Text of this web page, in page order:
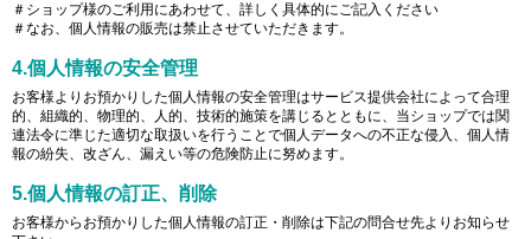
＃ショップ様のご利用にあわせて、詳しく具体的にご記入ください
＃なお、個人情報の販売は禁止させていただきます。
4.個人情報の安全管理
お客様よりお預かりした個人情報の安全管理はサービス提供会社によって合理
的、組織的、物理的、人的、技術的施策を講じるとともに、当ショップでは関
連法令に準じた適切な取扱いを行うことで個人データへの不正な侵入、個人情
報の紛失、改ざん、漏えい等の危険防止に努めます。
5.個人情報の訂正、削除
お客様からお預かりした個人情報の訂正・削除は下記の問合せ先よりお知らせ